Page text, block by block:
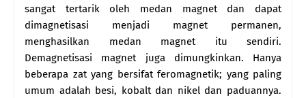
sangat tertarik oleh medan magnet dan dapat
dimagnetisasi menjadi magnet permanen,
menghasilkan medan magnet itu sendiri.
Demagnetisasi magnet juga dimungkinkan. Hanya
beberapa zat yang bersifat feromagnetik; yang paling
umum adalah besi, kobalt dan nikel dan paduannya.